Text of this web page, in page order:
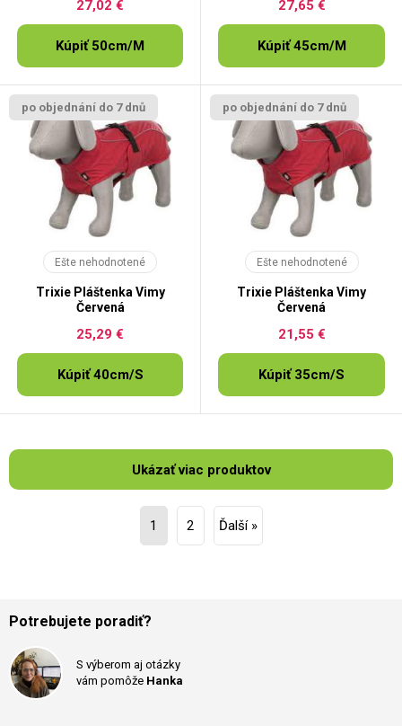
27,02 €
Kúpiť 50cm/M
27,65 €
Kúpiť 45cm/M
po objednání do 7 dnů
Ešte nehodnotené
Trixie Pláštenka Vimy
Červená
25,29 €
Kúpiť 40cm/S
po objednání do 7 dnů
Ešte nehodnotené
Trixie Pláštenka Vimy
Červená
21,55 €
Kúpiť 35cm/S
Ukázať viac produktov
1 2 Ďalší »
Potrebujete poradiť?
S výberom aj otázky
vám pomôže Hanka